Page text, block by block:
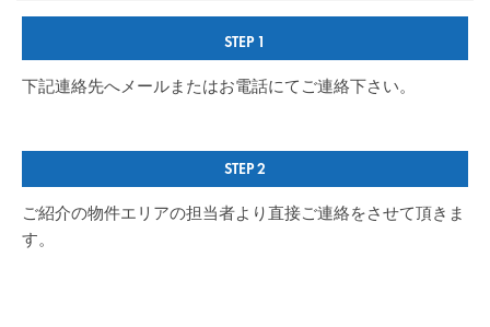
STEP 1
下記連絡先へメールまたはお電話にてご連絡下さい。 ​
STEP 2
ご紹介の物件エリアの担当者より直接ご連絡をさせて頂きま
す。​ ​